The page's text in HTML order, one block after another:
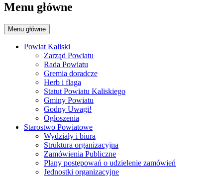
Menu główne
Menu główne
Powiat Kaliski
Zarząd Powiatu
Rada Powiatu
Gremia doradcze
Herb i flaga
Statut Powiatu Kaliskiego
Gminy Powiatu
Godny Uwagi!
Ogłoszenia
Starostwo Powiatowe
Wydziały i biura
Struktura organizacyjna
Zamówienia Publiczne
Plany postępowań o udzielenie zamówień
Jednostki organizacyjne